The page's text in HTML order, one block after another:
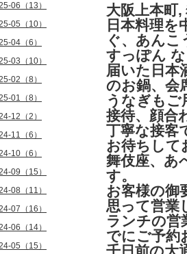
大阪上本町
日本料理
ぐ、あんこ
すっぽん
届いた日本
のお鍋、会
うなぎもご
接待、顔合
丁寧な接客
お待ちして
舞伎座、あ
す。
お客様の御
思って営業
ランチの営
でにご予約
06（13）
05（10）
04（6）
03（10）
02（8）
01（8）
12（2）
11（6）
10（6）
09（15）
08（11）
07（16）
06（14）
05（15）